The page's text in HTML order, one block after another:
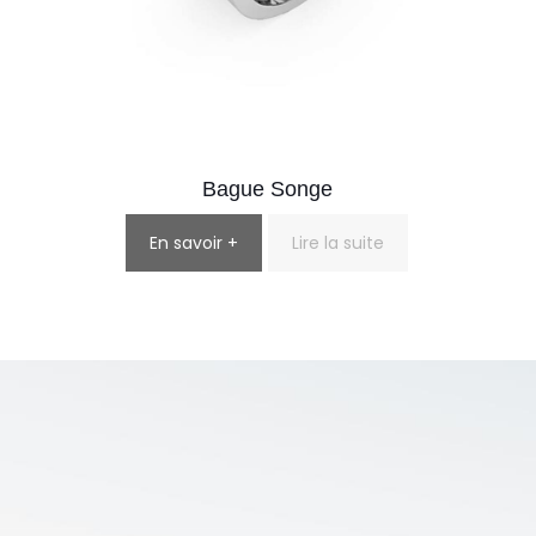
Bague Songe
En savoir + Lire la suite